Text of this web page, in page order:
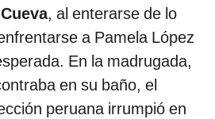
, al enterarse de lo
a Pamela López
En la madrugada,
en su baño, el
peruana irrumpió en